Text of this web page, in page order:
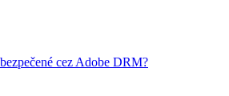
cez Adobe DRM?